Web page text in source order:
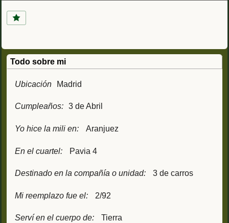
Todo sobre mi
Ubicación Madrid
Cumpleaños: 3 de Abril
Yo hice la mili en: Aranjuez
En el cuartel: Pavia 4
Destinado en la compañía o unidad: 3 de carros
Mi reemplazo fue el: 2/92
Serví en el cuerpo de: Tierra